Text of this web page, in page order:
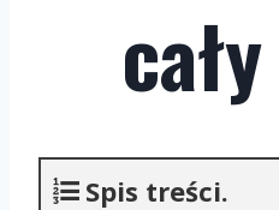
Spis treści.